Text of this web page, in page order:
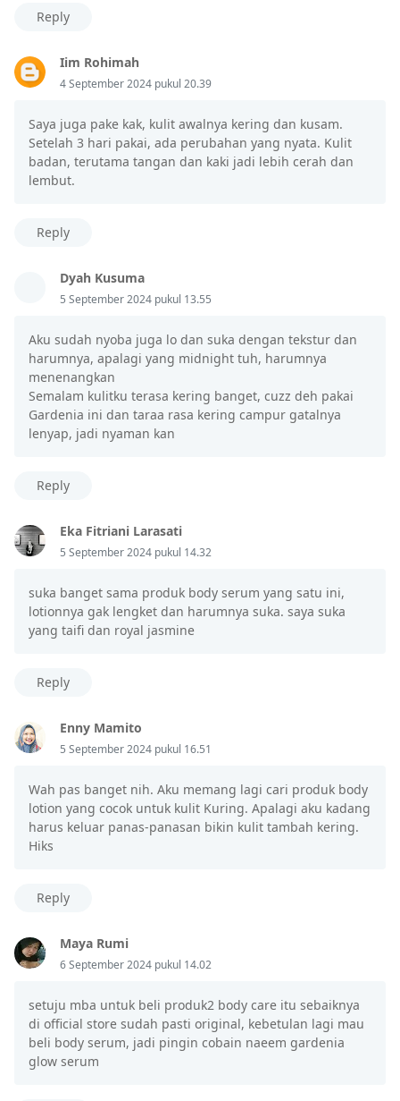
Reply
Iim Rohimah
4 September 2024 pukul 20.39
Saya juga pake kak, kulit awalnya kering dan kusam.
Setelah 3 hari pakai, ada perubahan yang nyata. Kulit
badan, terutama tangan dan kaki jadi lebih cerah dan
lembut.
Reply
Dyah Kusuma
5 September 2024 pukul 13.55
Aku sudah nyoba juga lo dan suka dengan tekstur dan
harumnya, apalagi yang midnight tuh, harumnya
menenangkan
Semalam kulitku terasa kering banget, cuzz deh pakai
Gardenia ini dan taraa rasa kering campur gatalnya
lenyap, jadi nyaman kan
Reply
Eka Fitriani Larasati
5 September 2024 pukul 14.32
suka banget sama produk body serum yang satu ini,
lotionnya gak lengket dan harumnya suka. saya suka
yang taifi dan royal jasmine
Reply
Enny Mamito
5 September 2024 pukul 16.51
Wah pas banget nih. Aku memang lagi cari produk body
lotion yang cocok untuk kulit Kuring. Apalagi aku kadang
harus keluar panas-panasan bikin kulit tambah kering.
Hiks
Reply
Maya Rumi
6 September 2024 pukul 14.02
setuju mba untuk beli produk2 body care itu sebaiknya
di official store sudah pasti original, kebetulan lagi mau
beli body serum, jadi pingin cobain naeem gardenia
glow serum